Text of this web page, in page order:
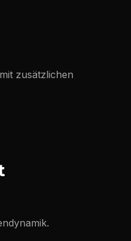
zusätzlichen